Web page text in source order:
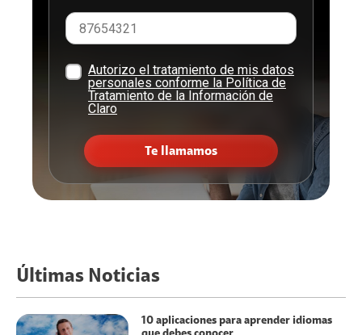
Autorizo el tratamiento de mis datos
personales conforme la Política de
Tratamiento de la Información de
Claro
Te llamamos
Últimas Noticias
10 aplicaciones para aprender idiomas